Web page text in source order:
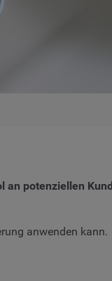
an potenziellen
anwenden kann.